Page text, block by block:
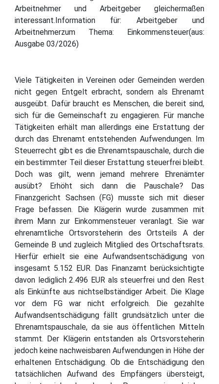
Arbeitnehmer und Arbeitgeber gleichermaßen
interessant.Information für: Arbeitgeber und
Arbeitnehmerzum Thema: Einkommensteuer(aus:
Ausgabe 03/2026)
Viele Tätigkeiten in Vereinen oder Gemeinden werden
nicht gegen Entgelt erbracht, sondern als Ehrenamt
ausgeübt. Dafür braucht es Menschen, die bereit sind,
sich für die Gemeinschaft zu engagieren. Für manche
Tätigkeiten erhält man allerdings eine Erstattung der
durch das Ehrenamt entstehenden Aufwendungen. Im
Steuerrecht gibt es die Ehrenamtspauschale, durch die
ein bestimmter Teil dieser Erstattung steuerfrei bleibt.
Doch was gilt, wenn jemand mehrere Ehrenämter
ausübt? Erhöht sich dann die Pauschale? Das
Finanzgericht Sachsen (FG) musste sich mit dieser
Frage befassen. Die Klägerin wurde zusammen mit
ihrem Mann zur Einkommensteuer veranlagt. Sie war
ehrenamtliche Ortsvorsteherin des Ortsteils A der
Gemeinde B und zugleich Mitglied des Ortschaftsrats.
Hierfür erhielt sie eine Aufwandsentschädigung von
insgesamt 5.152 EUR. Das Finanzamt berücksichtigte
davon lediglich 2.496 EUR als steuerfrei und den Rest
als Einkünfte aus nichtselbständiger Arbeit. Die Klage
vor dem FG war nicht erfolgreich. Die gezahlte
Aufwandsentschädigung fällt grundsätzlich unter die
Ehrenamtspauschale, da sie aus öffentlichen Mitteln
stammt. Der Klägerin entstanden als Ortsvorsteherin
jedoch keine nachweisbaren Aufwendungen in Höhe der
erhaltenen Entschädigung. Ob die Entschädigung den
tatsächlichen Aufwand des Empfängers übersteigt,